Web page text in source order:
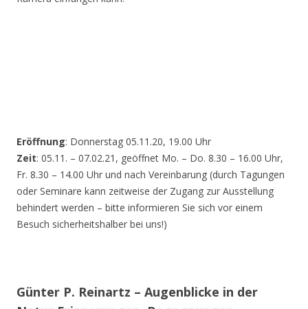
Eröffnung: Donnerstag 05.11.20, 19.00 Uhr
Zeit: 05.11. – 07.02.21, geöffnet Mo. – Do. 8.30 – 16.00 Uhr,
Fr. 8.30 – 14.00 Uhr und nach Vereinbarung (durch Tagungen
oder Seminare kann zeitweise der Zugang zur Ausstellung
behindert werden – bitte informieren Sie sich vor einem
Besuch sicherheitshalber bei uns!)
Günter P. Reinartz – Augenblicke in der